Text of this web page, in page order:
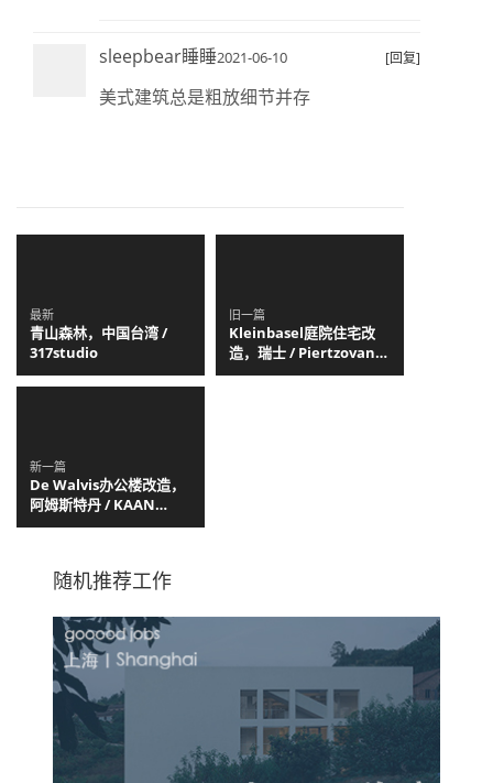
sleepbear睡睡2021-06-10 [回复]
美式建筑总是粗放细节并存
最新
青山森林，中国台湾 /
317studio
旧一篇
Kleinbasel庭院住宅改
造，瑞士 / Piertzovanis
Toews
新一篇
De Walvis办公楼改造，
阿姆斯特丹 / KAAN
Architecten
随机推荐工作